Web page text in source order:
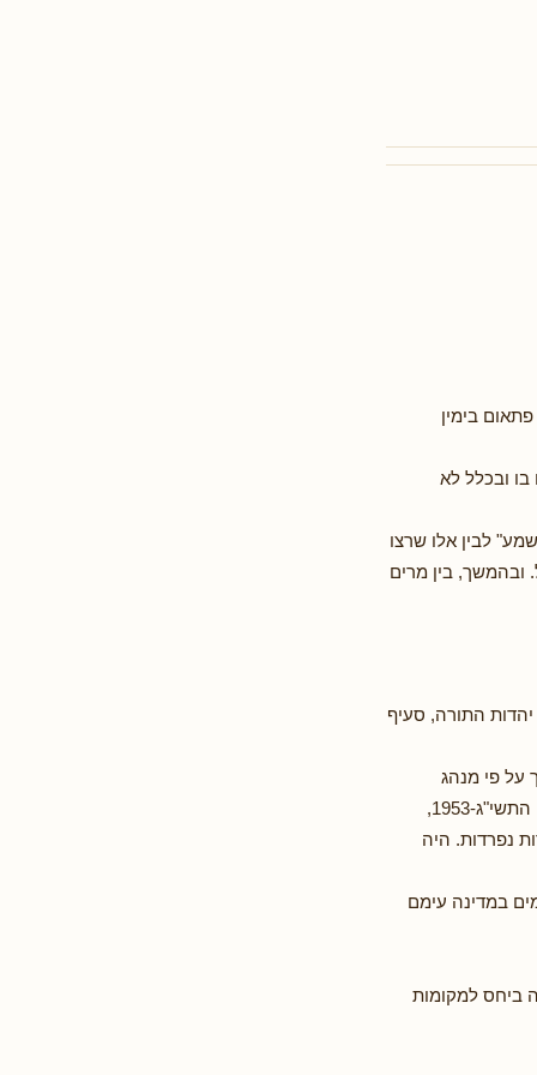
בימין
ובכלל לא
לבין אלו שרצו
ובהמשך, בין מרים
עם עוצמה יהודית, סעיף 88, ובהסכם עם יהדות התורה, סעיף
על פי מנהג
המקום שהינו על פי דין תורה, כמשמעותו לפי חוק שיפוט בתי דין רבניים (נישואין וגירושין), התשי"ג-1953,
נפרדות. היה
במדינה עימם
ביחס למקומות